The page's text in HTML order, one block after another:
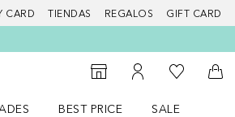
CARD TIENDAS REGALOS GIFT CARD
Al Storefinder
Mi cuenta
Mi lista de
A
BEST PRICE
SALE